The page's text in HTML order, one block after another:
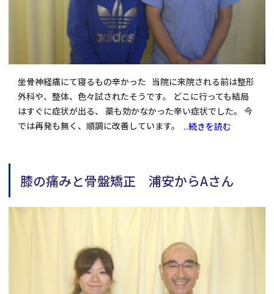
坐骨神経痛にて寝るもの辛かった 当院に来院される前は整形
外科や、整体、色々試されたそうです。 どこに行っても結局
はすぐに症状が出る、 薬も効かなかった辛い症状でした。 今
では再発も無く、順調に改善しています。 ..続きを読む
膝の痛みと骨盤矯正 浦安からAさん